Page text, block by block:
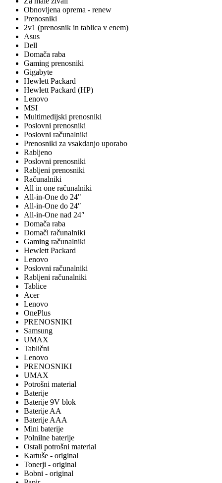
Obnovljena oprema - renew
Prenosniki
2v1 (prenosnik in tablica v enem)
Asus
Dell
Domača raba
Gaming prenosniki
Gigabyte
Hewlett Packard
Hewlett Packard (HP)
Lenovo
MSI
Multimedijski prenosniki
Poslovni prenosniki
Poslovni računalniki
Prenosniki za vsakdanjo uporabo
Rabljeno
Poslovni prenosniki
Rabljeni prenosniki
Računalniki
All in one računalniki
All-in-One do 24"
All-in-One do 24″
All-in-One nad 24″
Domača raba
Domači računalniki
Gaming računalniki
Hewlett Packard
Lenovo
Poslovni računalniki
Rabljeni računalniki
Tablice
Acer
Lenovo
OnePlus
PRENOSNIKI
Samsung
UMAX
Tablični
Lenovo
PRENOSNIKI
UMAX
Potrošni material
Baterije
Baterije 9V blok
Baterije AA
Baterije AAA
Mini baterije
Polnilne baterije
Ostali potrošni material
Kartuše - original
Tonerji - original
Bobni - original